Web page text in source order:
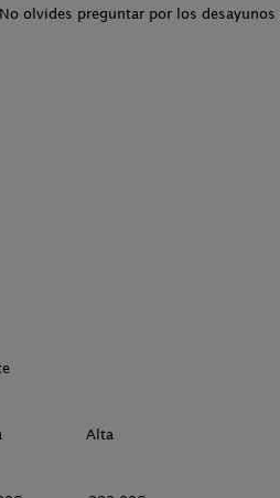
No olvides preguntar por los desayunos
Baja Alta